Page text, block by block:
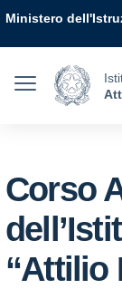
Ministero
Corso
“Attilio